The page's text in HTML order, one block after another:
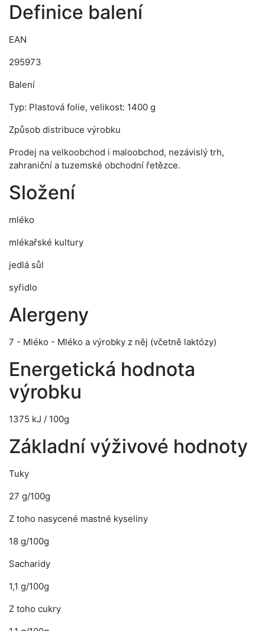
Definice balení
EAN
295973
Balení
Typ: Plastová folie, velikost: 1400 g
Způsob distribuce výrobku
Prodej na velkoobchod i maloobchod, nezávislý trh,
zahraniční a tuzemské obchodní řetězce.
Složení
mléko
mlékařské kultury
jedlá sůl
syřidlo
Alergeny
7 - Mléko - Mléko a výrobky z něj (včetně laktózy)
Energetická hodnota
výrobku
1375 kJ / 100g
Základní výživové hodnoty
Tuky
27 g/100g
Z toho nasycené mastné kyseliny
18 g/100g
Sacharidy
1,1 g/100g
Z toho cukry